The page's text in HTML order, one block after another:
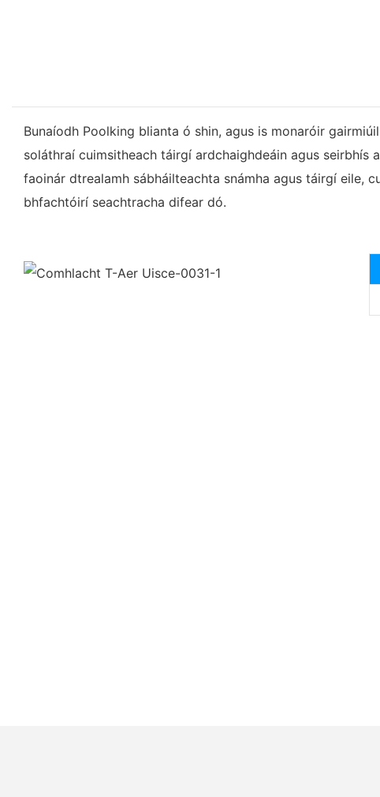
Bunaíodh Poolking blianta ó shin, agus is monaróir
soláthraí cuimsitheach táirgí ardchaighdeáin agus
faoinár dtrealamh sábháilteachta snámha agus táirgí eile,
bhfachtóirí seachtracha difear dó.